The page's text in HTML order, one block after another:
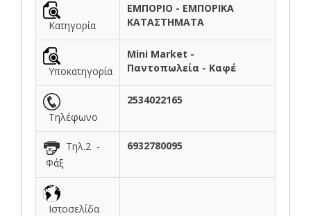
Κατηγορία
ΕΜΠΟΡΙΟ - ΕΜΠΟΡΙΚΑ
ΚΑΤΑΣΤΗΜΑΤΑ
Υποκατηγορία
Mini Market -
Παντοπωλεία - Καφέ
Τηλέφωνο
2534022165
Τηλ.2 -
Φάξ
6932780095
Ιστοσελίδα